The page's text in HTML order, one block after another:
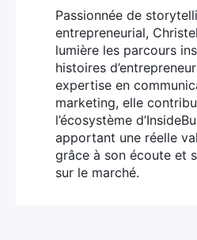
Passionnée de
entrepreneurial,
lumière les parcours
histoires
expertise en
marketing, elle
l’écosystème
apportant une réelle
grâce à son écoute et
sur le marché.